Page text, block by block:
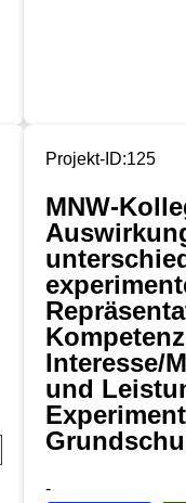
Projekt-ID:125
MNW-
Interesse/
und
-